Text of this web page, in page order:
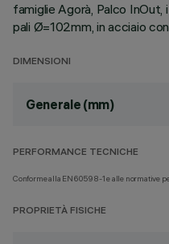
famiglie Agorà, Palco InOut,
pali Ø=102mm, in acciaio
DIMENSIONI
Generale (mm)
PERFORMANCE TECNICHE
Conforme alla EN60598-1 e alle normative
PROPRIETÀ FISICHE